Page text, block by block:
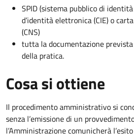
SPID (sistema pubblico di
d’identità elettronica (CIE) o
(CNS)
tutta la documentazione
della pratica.
Cosa si ottiene
Il procedimento amministrativo si
senza l’emissione di un
l’Amministrazione comunicherà